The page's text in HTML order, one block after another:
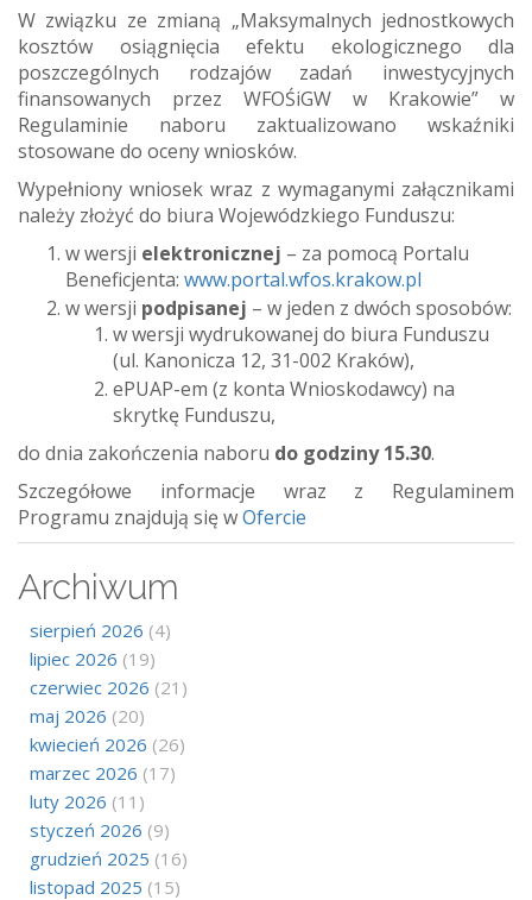
W związku ze zmianą „Maksymalnych jednostkowych
kosztów osiągnięcia efektu ekologicznego dla
poszczególnych rodzajów zadań inwestycyjnych
finansowanych przez WFOŚiGW w Krakowie” w
Regulaminie naboru zaktualizowano wskaźniki
stosowane do oceny wniosków.
Wypełniony wniosek wraz z wymaganymi załącznikami
należy złożyć do biura Wojewódzkiego Funduszu:
w wersji elektronicznej – za pomocą Portalu
Beneficjenta: www.portal.wfos.krakow.pl
w wersji podpisanej – w jeden z dwóch sposobów:
w wersji wydrukowanej do biura Funduszu
(ul. Kanonicza 12, 31-002 Kraków),
ePUAP-em (z konta Wnioskodawcy) na
skrytkę Funduszu,
do dnia zakończenia naboru do godziny 15.30.
Szczegółowe informacje wraz z Regulaminem
Programu znajdują się wOfercie
Archiwum
sierpień 2026 (4)
lipiec 2026 (19)
czerwiec 2026 (21)
maj 2026 (20)
kwiecień 2026 (26)
marzec 2026 (17)
luty 2026 (11)
styczeń 2026 (9)
grudzień 2025 (16)
listopad 2025 (15)